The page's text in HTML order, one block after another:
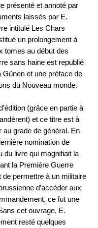
présenté et annoté par
laissés par E.
intitulé Les Chars
un prolongement à
tomes au début des
sans haine est republié
et une préface de
du Nouveau monde.
(grâce en partie à
et ce titre est à
au grade de général. En
nomination de
du livre qui magnifiait la
la Première Guerre
de permettre à un militaire
d’accéder aux
ce fut une
cet ouvrage, E.
resté quelques